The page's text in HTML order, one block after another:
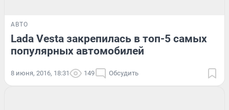
АВТО
Lada Vesta закрепилась в топ-5 самых
популярных автомобилей
8 июня, 2016, 18:31 149 Обсудить